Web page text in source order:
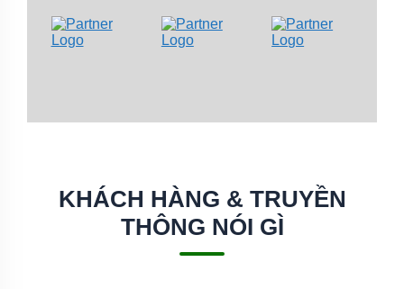
KHÁCH HÀNG & TRUYỀN
THÔNG NÓI GÌ